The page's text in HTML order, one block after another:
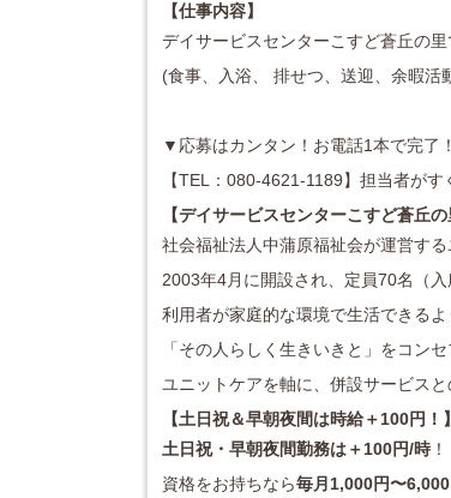
【仕事内容】
デイサービスセンターこすど蒼丘の
(食事、入浴、 排せつ、送迎、余暇活
▼応募はカンタン！お電話1本で完了！
【TEL：080-4621-1189】担当者が
【デイサービスセンターこすど蒼丘の
社会福祉法人中蒲原福祉会が運営する
2003年4月に開設され、定員70名（
利用者が家庭的な環境で生活できるよ
「その人らしく生きいきと」をコン
ユニットケアを軸に、併設サービスと
【土日祝＆早朝夜間は時給＋100円！】
土日祝・早朝夜間勤務は＋100円/時 ！
資格をお持ちなら毎月1,000円〜